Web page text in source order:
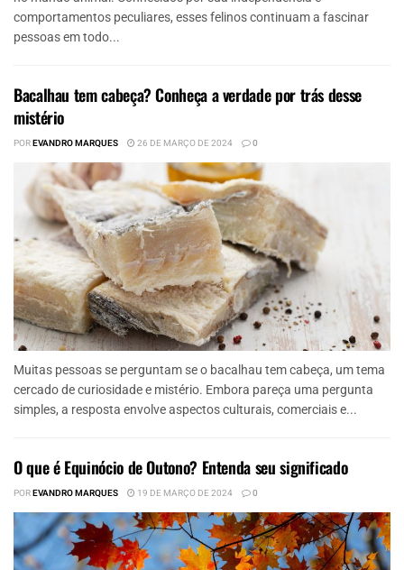
comportamentos peculiares, esses felinos continuam a fascinar
pessoas em todo...
Bacalhau tem cabeça? Conheça a verdade por trás desse
mistério
POREVANDRO MARQUES 26 DE MARÇO DE 2024 0
Muitas pessoas se perguntam se o bacalhau tem cabeça, um tema
cercado de curiosidade e mistério. Embora pareça uma pergunta
simples, a resposta envolve aspectos culturais, comerciais e...
O que é Equinócio de Outono? Entenda seu significado
POREVANDRO MARQUES 19 DE MARÇO DE 2024 0